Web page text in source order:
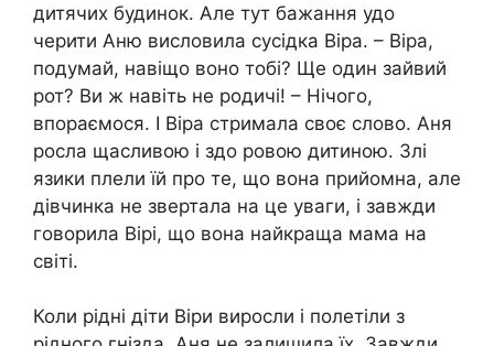
дитячих будинок. Але тут бажання удо
черити Аню висловила сусідка Віра. – Віра,
подумай, навіщо воно тобі? Ще один зайвий
рот? Ви ж навіть не родичі! – Нічого,
впораємося. І Віра стримала своє слово. Аня
росла щасливою і здо ровою дитиною. Злі
язики плели їй про те, що вона прийомна, але
дівчинка не звертала на це уваги, і завжди
говорила Вірі, що вона найкраща мама на
світі.
Коли рідні діти Віри виросли і полетіли з